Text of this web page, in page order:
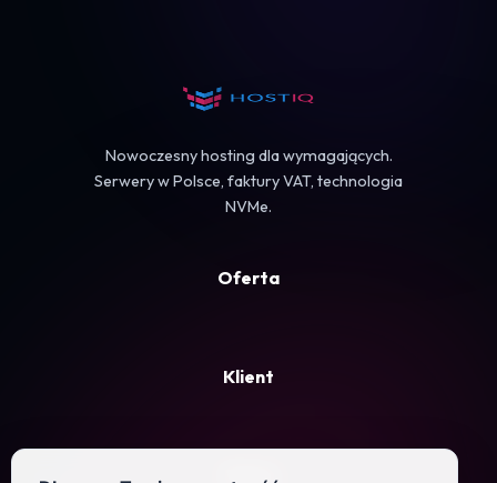
Nowoczesny hosting dla wymagających.
Serwery w Polsce, faktury VAT, technologia
NVMe.
Oferta
Klient
Firma